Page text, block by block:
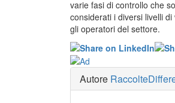
varie fasi di controllo che
considerati i diversi livelli
gli operatori del settore.
Autore